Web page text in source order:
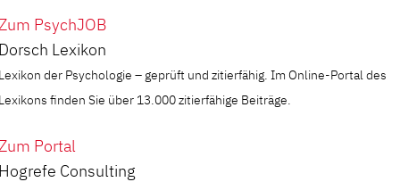
PsychJOB
Lexikon
der Psychologie – geprüft und zitierfähig. Im Online-Portal des
finden Sie über 13.000 zitierfähige Beiträge.
Portal
Consulting